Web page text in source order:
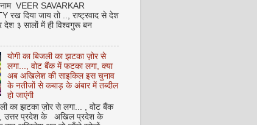
VEER SAVARKAR
रख दिया जाय तो .., राष्ट्रवाद से देश
३ सालों में ही विश्वगुरू बन
योगी का बिजली का झटका ज़ोर से
लगा..., वोट बैंक में फटका लगा, क्या
अब अखिलेश की साइकिल इस चुनाव
के नतीजों से कबाड़ के अंबार में तब्दील
हो जाएंगी
का झटका ज़ोर से लगा... , वोट बैंक
उत्तर प्रदेश के अखिल प्रदेश के